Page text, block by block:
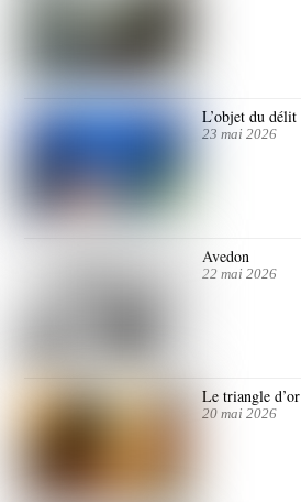
L’objet du délit
23 mai 2026
Avedon
22 mai 2026
Le triangle d’or
20 mai 2026